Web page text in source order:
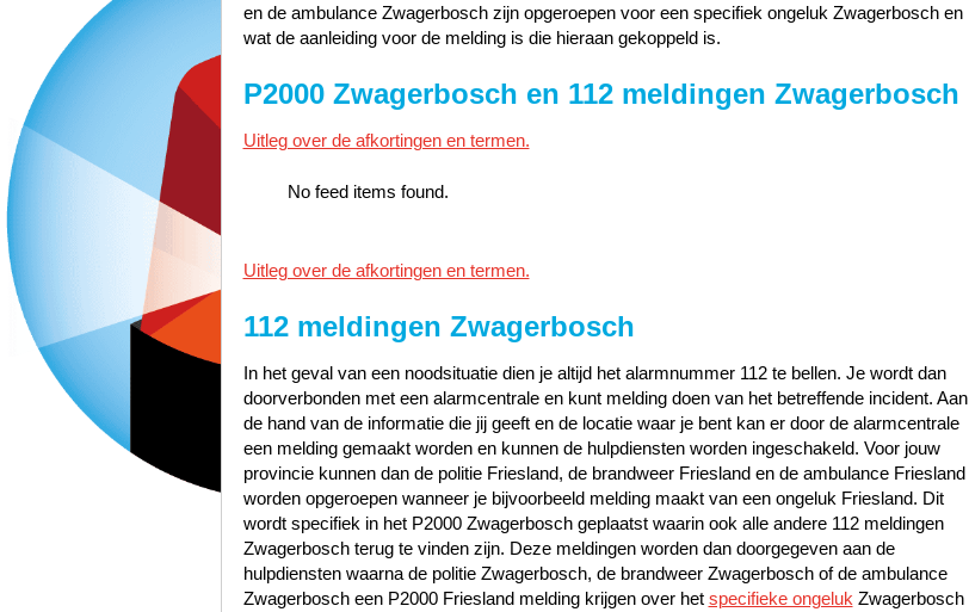
en de ambulance Zwagerbosch zijn opgeroepen voor een specifiek ongeluk Zwagerbosch en
wat de aanleiding voor de melding is die hieraan gekoppeld is.
P2000 Zwagerbosch en 112 meldingen Zwagerbosch
Uitleg over de afkortingen en termen.
No feed items found.
Uitleg over de afkortingen en termen.
112 meldingen Zwagerbosch
In het geval van een noodsituatie dien je altijd het alarmnummer 112 te bellen. Je wordt dan
doorverbonden met een alarmcentrale en kunt melding doen van het betreffende incident. Aan
de hand van de informatie die jij geeft en de locatie waar je bent kan er door de alarmcentrale
een melding gemaakt worden en kunnen de hulpdiensten worden ingeschakeld. Voor jouw
provincie kunnen dan de politie Friesland, de brandweer Friesland en de ambulance Friesland
worden opgeroepen wanneer je bijvoorbeeld melding maakt van een ongeluk Friesland. Dit
wordt specifiek in het P2000 Zwagerbosch geplaatst waarin ook alle andere 112 meldingen
Zwagerbosch terug te vinden zijn. Deze meldingen worden dan doorgegeven aan de
hulpdiensten waarna de politie Zwagerbosch, de brandweer Zwagerbosch of de ambulance
Zwagerbosch een P2000 Friesland melding krijgen over het specifieke ongeluk Zwagerbosch